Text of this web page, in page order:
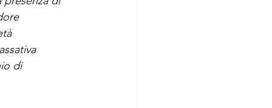
di